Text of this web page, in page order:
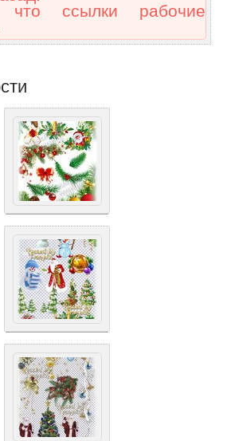
что ссылки рабочие